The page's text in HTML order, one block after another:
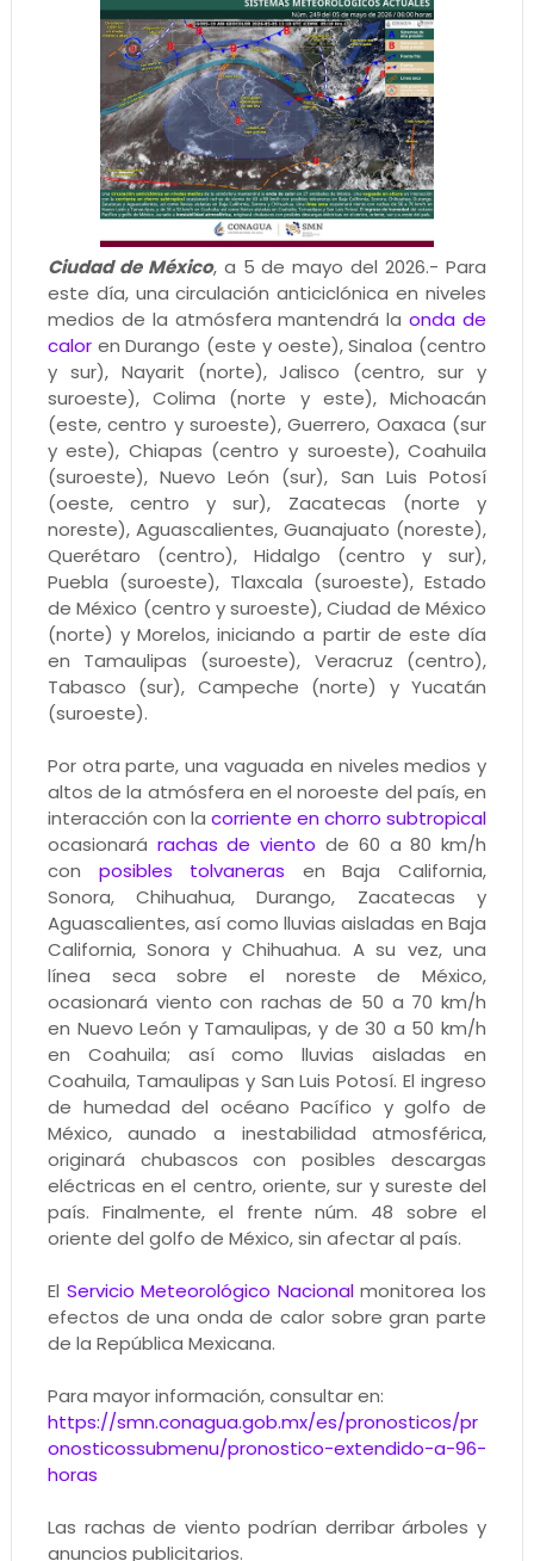
Ciudad de México, a 5 de mayo del 2026.- Para
este día, una circulación anticiclónica en niveles
medios de la atmósfera mantendrá laonda de
caloren Durango (este y oeste), Sinaloa (centro
y sur), Nayarit (norte), Jalisco (centro, sur y
suroeste), Colima (norte y este), Michoacán
(este, centro y suroeste), Guerrero, Oaxaca (sur
y este), Chiapas (centro y suroeste), Coahuila
(suroeste), Nuevo León (sur), San Luis Potosí
(oeste, centro y sur), Zacatecas (norte y
noreste), Aguascalientes, Guanajuato (noreste),
Querétaro (centro), Hidalgo (centro y sur),
Puebla (suroeste), Tlaxcala (suroeste), Estado
de México (centro y suroeste), Ciudad de México
(norte) y Morelos, iniciando a partir de este día
en Tamaulipas (suroeste), Veracruz (centro),
Tabasco (sur), Campeche (norte) y Yucatán
(suroeste).
Por otra parte, una vaguada en niveles medios y
altos de la atmósfera en el noroeste del país, en
interacción con la corriente en chorro subtropical
ocasionará rachas de viento de 60 a 80 km/h
con posibles tolvaneras en Baja California,
Sonora, Chihuahua, Durango, Zacatecas y
Aguascalientes, así como lluvias aisladas en Baja
California, Sonora y Chihuahua. A su vez, una
línea seca sobre el noreste de México,
ocasionará viento con rachas de 50 a 70 km/h
en Nuevo León y Tamaulipas, y de 30 a 50 km/h
en Coahuila; así como lluvias aisladas en
Coahuila, Tamaulipas y San Luis Potosí. El ingreso
de humedad del océano Pacífico y golfo de
México, aunado a inestabilidad atmosférica,
originará chubascos con posibles descargas
eléctricas en el centro, oriente, sur y sureste del
país. Finalmente, el frente núm. 48 sobre el
oriente del golfo de México, sin afectar al país.
El Servicio Meteorológico Nacionalmonitorea los
efectos de una onda de calor sobre gran parte
de la República Mexicana.
Para mayor información, consultar en:
https://smn.conagua.gob.mx/es/pronosticos/pr
onosticossubmenu/pronostico-extendido-a-96-
horas
Las rachas de viento podrían derribar árboles y
anuncios publicitarios.